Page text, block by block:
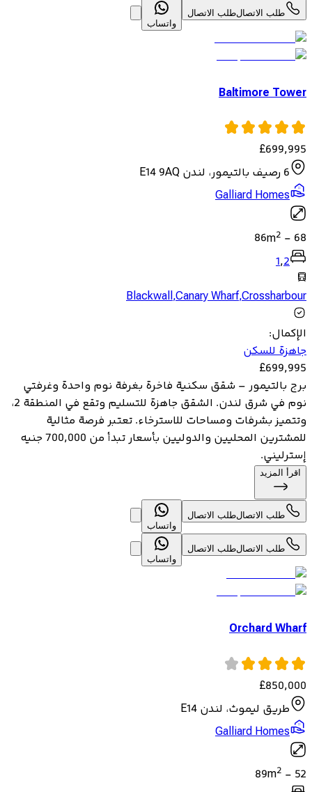
طلب الاتصالطلب الاتصال
واتساب
Baltimore Tower
£699,995
6 رصيف بالتيمور، لندن E14 9AQ
Galliard Homes
68
-
86m2
1,2
Blackwall,Canary Wharf,Crossharbour
الإكمال:
جاهزة للسكن
£699,995
برج بالتيمور – شقق سكنية فاخرة بغرفة نوم واحدة وغرفتي
نوم في شرق لندن. الشقق جاهزة للتسليم وتقع في المنطقة 2،
وتتميز بشرفات ومساحات للاسترخاء. تعتبر فرصة مثالية
للمشترين المحليين والدوليين بأسعار تبدأ من 700,000 جنيه
إسترليني.
اقرأ المزيد
طلب الاتصالطلب الاتصال
واتساب
طلب الاتصالطلب الاتصال
واتساب
Orchard Wharf
£850,000
طريق ليموث، لندن E14
Galliard Homes
52
-
89m2